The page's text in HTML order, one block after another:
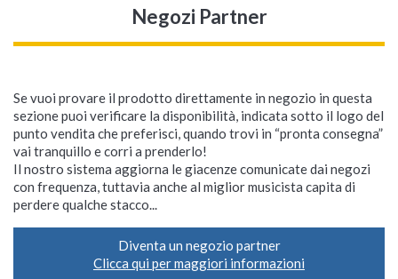
Negozi Partner
Se vuoi provare il prodotto direttamente in negozio in questa
sezione puoi verificare la disponibilità, indicata sotto il logo del
punto vendita che preferisci, quando trovi in “pronta consegna”
vai tranquillo e corri a prenderlo!
Il nostro sistema aggiorna le giacenze comunicate dai negozi
con frequenza, tuttavia anche al miglior musicista capita di
perdere qualche stacco...
Diventa un negozio partner
Clicca qui per maggiori informazioni